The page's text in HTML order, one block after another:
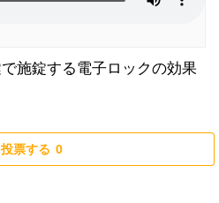
施錠する電子ロックの効果
投票する 0